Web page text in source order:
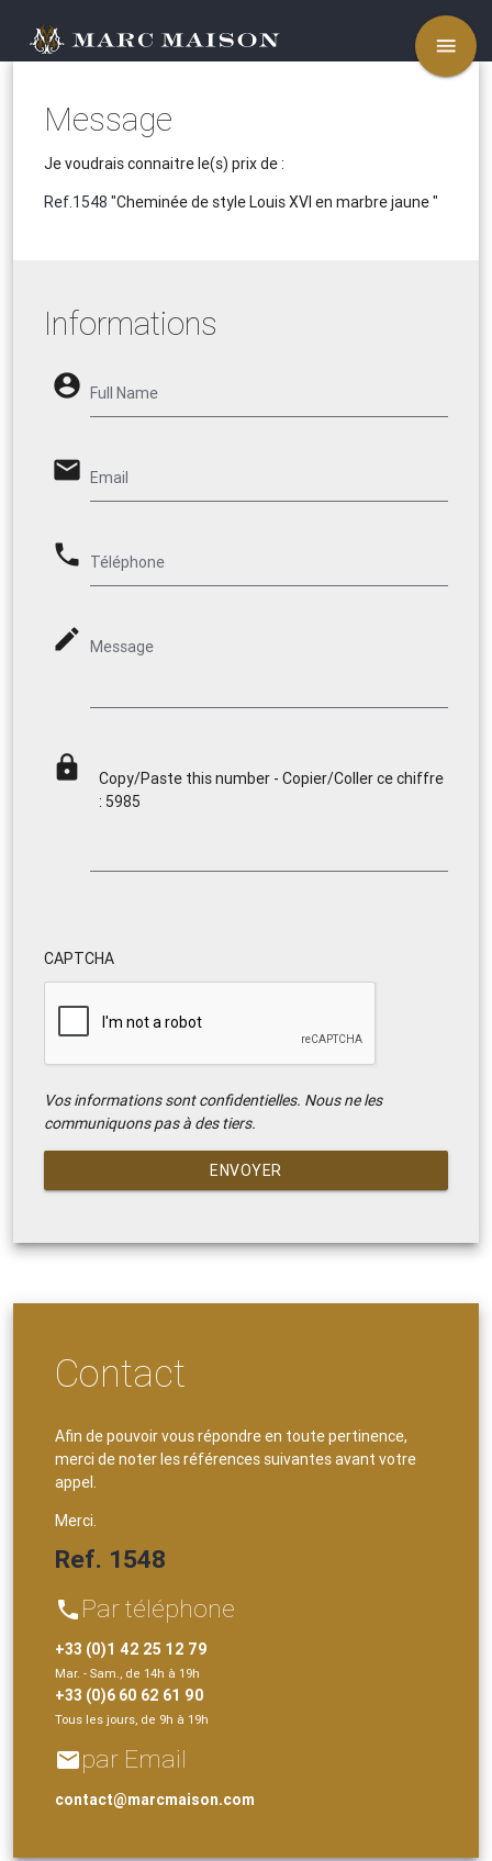
menu
Message
Je voudrais connaitre le(s) prix de :
Ref.1548 "Cheminée de style Louis XVI en marbre jaune "
Informations
account_circle Full Name
email Email
phone Téléphone
mode_edit Message
lock
Copy/Paste this number - Copier/Coller ce chiffre
: 5985
CAPTCHA
Vos informations sont confidentielles. Nous ne les
communiquons pas à des tiers.
ENVOYER
Contact
Afin de pouvoir vous répondre en toute pertinence,
merci de noter les références suivantes avant votre
appel.
Merci.
Ref. 1548
phone Par téléphone
+33 (0)1 42 25 12 79
Mar. - Sam., de 14h à 19h
+33 (0)6 60 62 61 90
Tous les jours, de 9h à 19h
emailpar Email
contact@marcmaison.com